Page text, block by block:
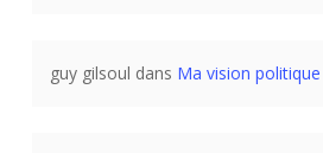
guy gilsoul dans Ma vision politique